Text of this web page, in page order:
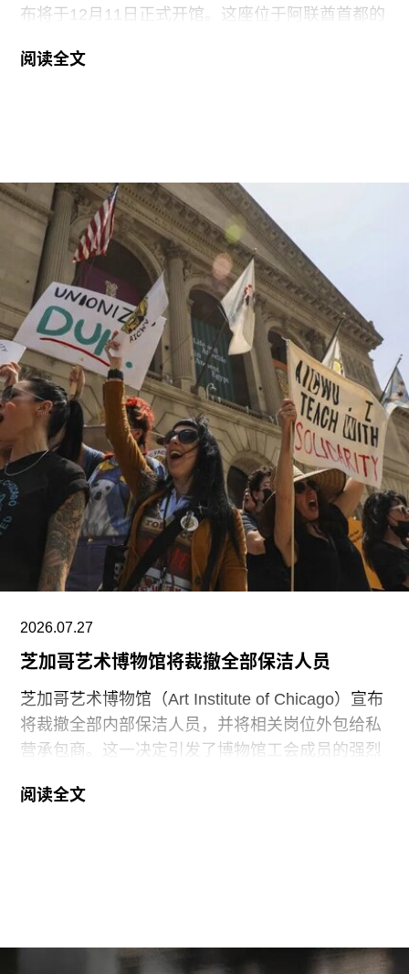
害，但这一论点最终未获法院采纳。
布将于12月11日正式开馆。这座位于阿联酋首都的
主弗兰克·盖里（Frank Gehry）设计，也是所罗门
阿布扎比古根海姆博物馆占地逾80万平方英尺，将
成为古根海姆体系中规模最大的分馆，内设30个展
厅，室内展览面积约12.5万平方英尺。建筑外观由
十个雕塑般的锥体以非传统方式组合而成，表面覆
以不锈钢网、缟玛瑙和玻璃等材料，高达280英
尺。据《纽约时报》报道，该馆也是古根海姆体系
中造价最高的博物馆，预计总成本超过10亿美元。
博物馆将重点展示1960年代以来的艺术作品，并自
2009年起开始建立馆藏。不同于传统按时间顺序排
列展品的方式，展览将按主题划分为“抽象”、“流行
文化”、“土地”、“语言”和“叙事”等单元。根据新闻
稿，这种设计旨在邀请观众“按照自己的方式”与艺
术互动。
阿布扎比古根海姆博物馆是阿布扎比耗资数十亿美
元打造的萨迪亚特岛文化区（Saadiyat Island
化区还包括阿布扎比卢浮宫（Louvre Abu
阅读全文
2026.07.27
芝加哥艺术博物馆将裁撤全部保洁人员
芝加哥艺术博物馆（Art Institute of Chicago）宣布
将裁撤全部内部保洁人员，并将相关岗位外包给私
营承包商。这一决定引发了博物馆工会成员的强烈
示，这些员工可向即将接手的私营承包商重新申请
阅读全文